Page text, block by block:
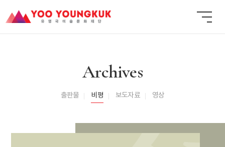
Archives
출판물 비평 보도자료 영상